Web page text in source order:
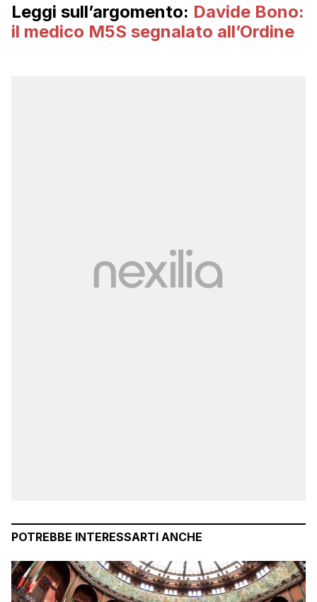
Leggi sull’argomento: Davide Bono:
il medico M5S segnalato all’Ordine
POTREBBE INTERESSARTI ANCHE